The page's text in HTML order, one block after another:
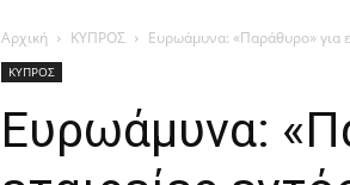
Αρχική ΚΥΠΡΟΣ Ευρωάμυνα: «Παράθυρο» για
ΚΥΠΡΟΣ
Ευρωάμυνα: